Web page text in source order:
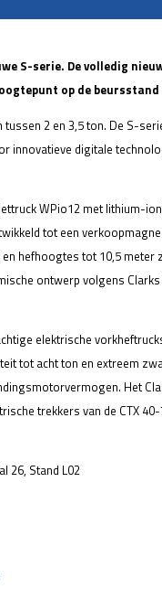
S-serie. De volledig
op de beursstand
2 en 3,5 ton. De S-
innovatieve digitale
WPio12 met lithium-
tot een
hefhoogtes tot 10,5 meter
ontwerp volgens
elektrische
tot acht ton en extreem
Het
trekkers van de CTX
26, Stand L02